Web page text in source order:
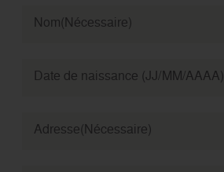
Nom(Nécessaire)
Date de naissance (JJ/MM/AAAA)
Adresse(Nécessaire)